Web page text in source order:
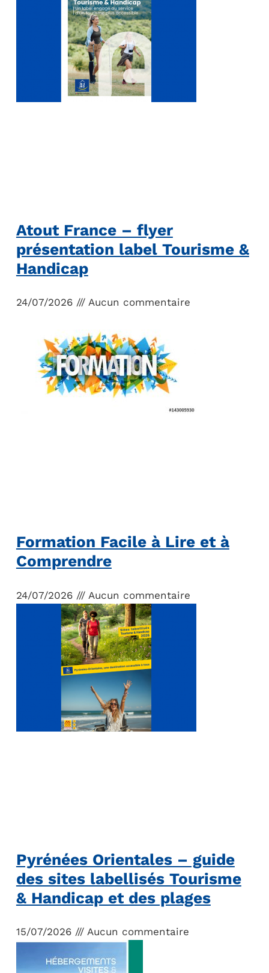
Atout France – flyer
présentation label Tourisme &
Handicap
24/07/2026 Aucun commentaire
Formation Facile à Lire et à
Comprendre
24/07/2026 Aucun commentaire
Pyrénées Orientales – guide
des sites labellisés Tourisme
& Handicap et des plages
15/07/2026 Aucun commentaire